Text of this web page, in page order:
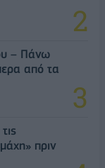
– Πάνω
από τα
πριν